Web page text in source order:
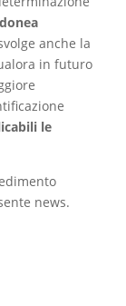
anche la
in futuro
le
news.